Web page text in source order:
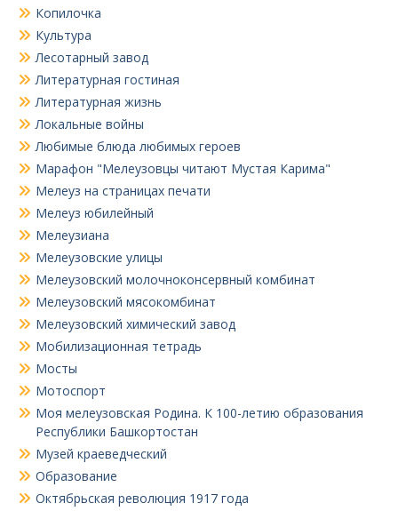
Копилочка
Культура
Лесотарный завод
Литературная гостиная
Литературная жизнь
Локальные войны
Любимые блюда любимых героев
Марафон "Мелеузовцы читают Мустая Карима"
Мелеуз на страницах печати
Мелеуз юбилейный
Мелеузиана
Мелеузовские улицы
Мелеузовский молочноконсервный комбинат
Мелеузовский мясокомбинат
Мелеузовский химический завод
Мобилизационная тетрадь
Мосты
Мотоспорт
Моя мелеузовская Родина. К 100-летию образования
Республики Башкортостан
Музей краеведческий
Образование
Октябрьская революция 1917 года